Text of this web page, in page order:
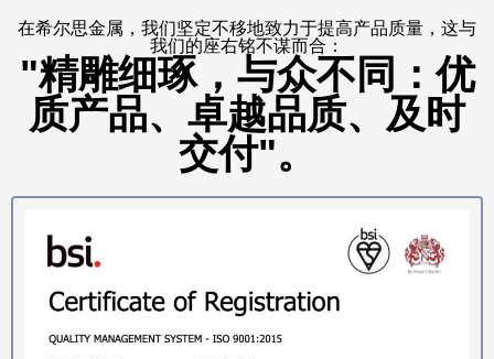
在希尔思金属，我们坚定不移地致力于提高产品质量，这与
我们的座右铭不谋而合：
"精雕细琢，与众不同：优
质产品、卓越品质、及时
交付"。